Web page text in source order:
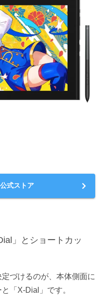
式ストア
」とショートカッ
づけるのが、本体側面に
「X-Dial」です。